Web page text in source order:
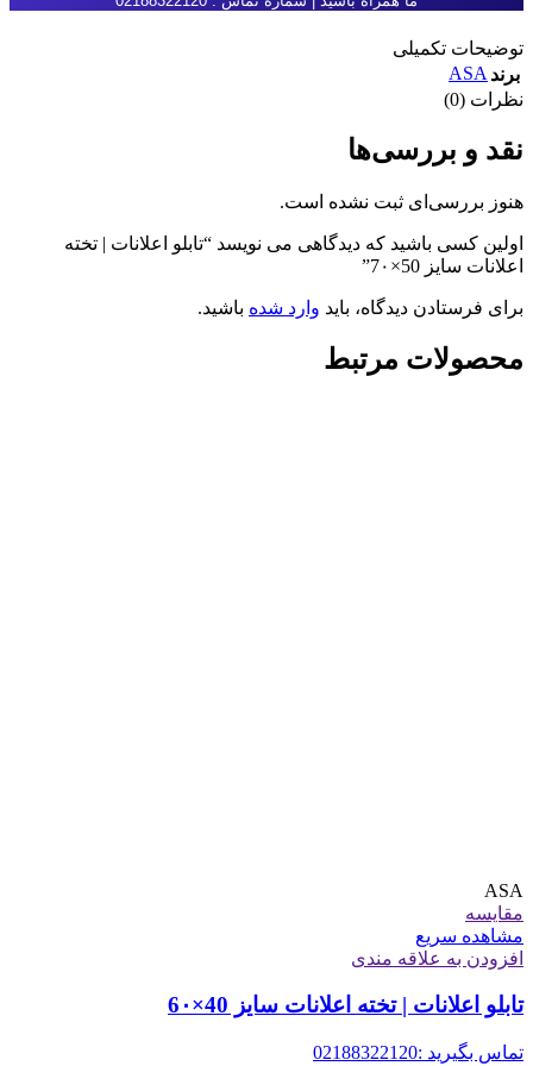
توضیحات تکمیلی
برند ASA
نظرات (0)
نقد و بررسی‌ها
هنوز بررسی‌ای ثبت نشده است.
اولین کسی باشید که دیدگاهی می نویسد “تابلو اعلانات | تخته
اعلانات سایز 50×7۰”
برای فرستادن دیدگاه، باید وارد شده باشید.
محصولات مرتبط
ASA
مقایسه
مشاهده سریع
افزودن به علاقه مندی
تابلو اعلانات | تخته اعلانات سایز 40×6۰
تماس بگیرید :02188322120